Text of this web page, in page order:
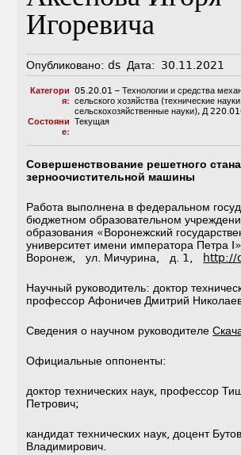
Игоревича
Опубликовано: ds Дата: 30.11.2021
Категори
я:
05.20.01 – Технологии и средства
сельского хозяйства (технические
сельскохозяйственные науки), Д
Состояни
е:
Текущая
Совершенствование решетного стана
зерноочистительной машины
Работа выполнена в федеральном
бюджетном образовательном
образования «Воронежский
университет имени императора Петра
Воронеж, ул. Мичурина, д. 1,
http://
Научный руководитель: доктор
профессор Афоничев Дмитрий
Сведения о научном руководителе
Официальные оппоненты:
доктор технических наук, профессор
Петрович;
кандидат технических наук, доцент
Владимирович.